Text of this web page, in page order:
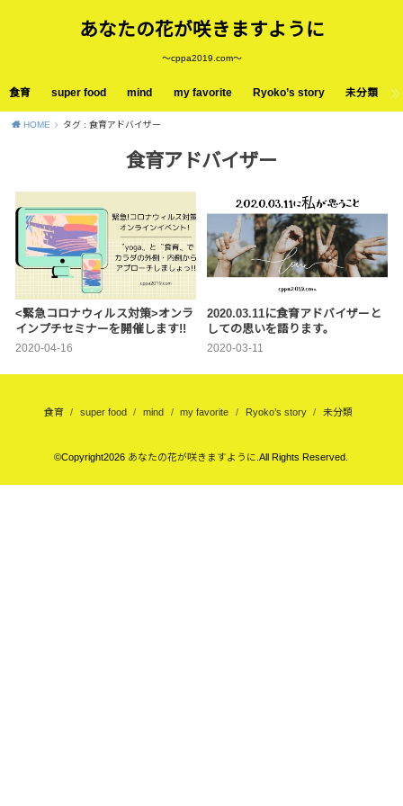
あなたの花が咲きますように
〜cppa2019.com〜
食育 super food mind my favorite Ryoko’s story 未分類
HOME タグ : 食育アドバイザー
食育アドバイザー
<緊急コロナウィルス対策>オンラ
インプチセミナーを開催します!!
2020-04-16
2020.03.11に食育アドバイザーと
しての思いを語ります。
2020-03-11
食育 super food mind my favorite Ryoko’s story 未分類
©Copyright2026 あなたの花が咲きますように .All Rights Reserved.